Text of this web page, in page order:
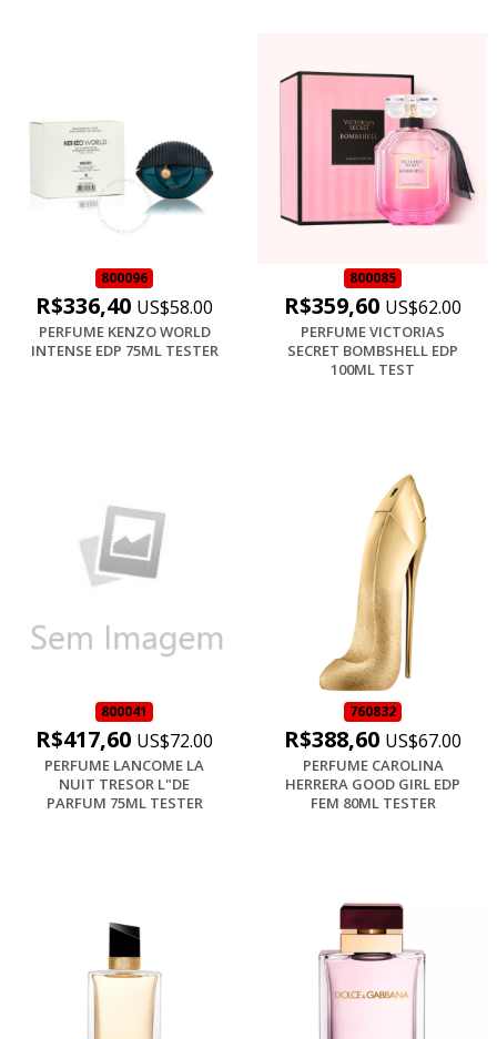
800096
R$336,40 US$58.00
PERFUME KENZO WORLD
INTENSE EDP 75ML TESTER
800085
R$359,60 US$62.00
PERFUME VICTORIAS
SECRET BOMBSHELL EDP
100ML TEST
800041
R$417,60 US$72.00
PERFUME LANCOME LA
NUIT TRESOR L"DE
PARFUM 75ML TESTER
760832
R$388,60 US$67.00
PERFUME CAROLINA
HERRERA GOOD GIRL EDP
FEM 80ML TESTER